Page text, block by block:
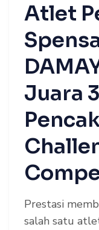
Atlet
Juara
Prestasi
salah satu